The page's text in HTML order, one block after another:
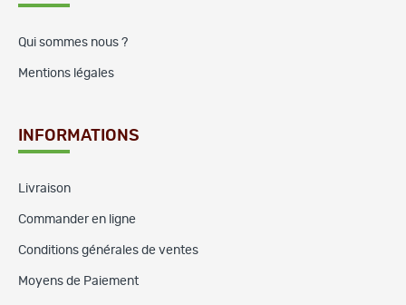
Qui sommes nous ?
Mentions légales
INFORMATIONS
Livraison
Commander en ligne
Conditions générales de ventes
Moyens de Paiement